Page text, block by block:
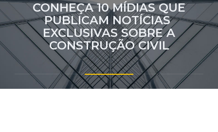
CONHEÇA 10 MÍDIAS QUE
PUBLICAM NOTÍCIAS ​
EXCLUSIVAS SOBRE​ ​A
CONSTRUÇÃO​ ​CIVIL